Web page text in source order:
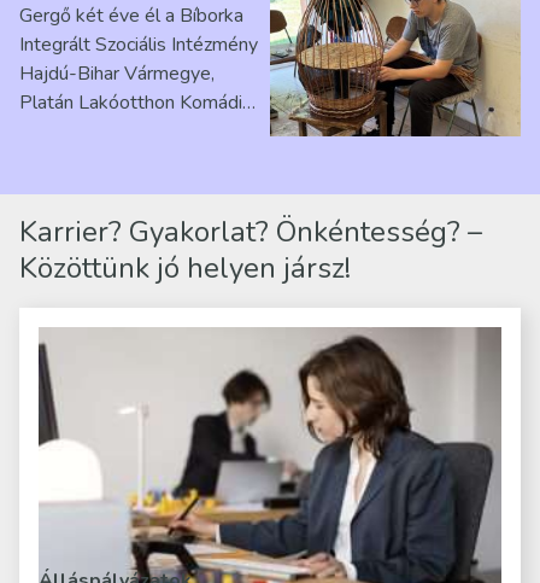
Ribárszky Gergő ellátottal
Gergő két éve él a Bíborka
Integrált Szociális Intézmény
Hajdú-Bihar Vármegye,
Platán Lakóotthon Komádi
Karrier? Gyakorlat? Önkéntesség? –
Közöttünk jó helyen jársz!